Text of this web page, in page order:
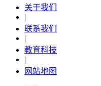
关于我们
|
联系我们
|
教育科技
|
网站地图